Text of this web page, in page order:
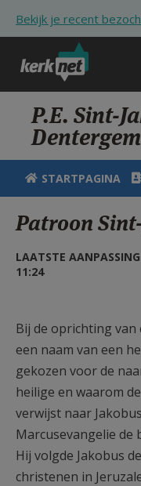
Bekijk je recent
KERK
HULP
MIJN
AANMELDEN
P.E. Sint-
Dentergem
STARTPAGINA
Patroon
LAATSTE
11:24
Bij de oprichting
een naam van een
gekozen voor de
heilige en waarom
verwijst naar
Marcusevangelie de
Hij volgde Jakobus
christenen in